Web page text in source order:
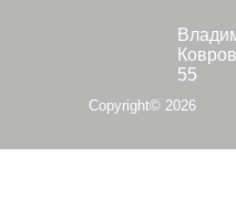
55
Copyright© 2026